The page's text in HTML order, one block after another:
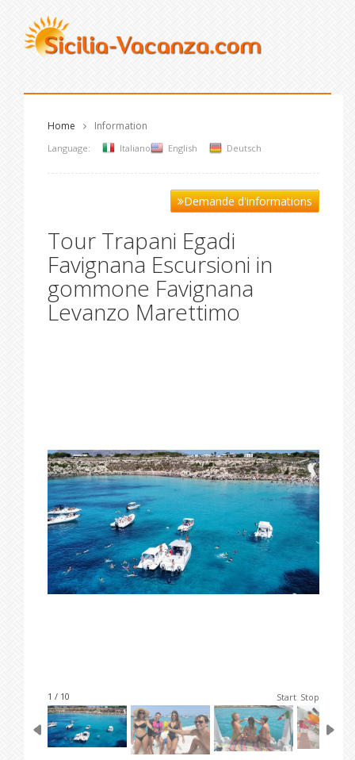
Home Information
Language: Italiano English Deutsch
Demande d'informations
Tour Trapani Egadi
Favignana Escursioni in
gommone Favignana
Levanzo Marettimo
1 / 10 Start Stop